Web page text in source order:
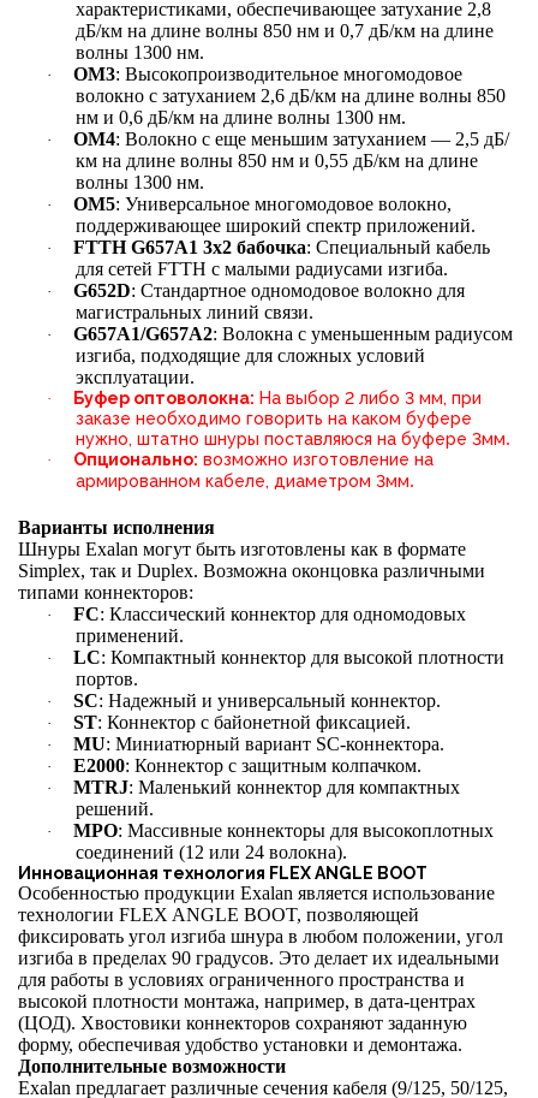
характеристиками, обеспечивающее затухание 2,8
дБ/км на длине волны 850 нм и 0,7 дБ/км на длине
волны 1300 нм.
· OM3: Высокопроизводительное многомодовое
волокно с затуханием 2,6 дБ/км на длине волны 850
нм и 0,6 дБ/км на длине волны 1300 нм.
· OM4: Волокно с еще меньшим затуханием — 2,5 дБ/
км на длине волны 850 нм и 0,55 дБ/км на длине
волны 1300 нм.
· OM5: Универсальное многомодовое волокно,
поддерживающее широкий спектр приложений.
· FTTH G657A1 3х2 бабочка: Специальный кабель
для сетей FTTH с малыми радиусами изгиба.
· G652D: Стандартное одномодовое волокно для
магистральных линий связи.
· G657A1/G657A2: Волокна с уменьшенным радиусом
изгиба, подходящие для сложных условий
эксплуатации.
· Буфер оптоволокна: На выбор 2 либо 3 мм, при
заказе необходимо говорить на каком буфере
нужно, штатно шнуры поставляюся на буфере 3мм.
· Опционально: возможно изготовление на
армированном кабеле, диаметром 3мм.
Варианты исполнения
Шнуры Exalan могут быть изготовлены как в формате
Simplex, так и Duplex. Возможна оконцовка различными
типами коннекторов:
· FC: Классический коннектор для одномодовых
применений.
· LC: Компактный коннектор для высокой плотности
портов.
· SC: Надежный и универсальный коннектор.
· ST: Коннектор с байонетной фиксацией.
· MU: Миниатюрный вариант SC-коннектора.
· E2000: Коннектор с защитным колпачком.
· MTRJ: Маленький коннектор для компактных
решений.
· MPO: Массивные коннекторы для высокоплотных
соединений (12 или 24 волокна).
Инновационная технология FLEX ANGLE BOOT
Особенностью продукции Exalan является использование
технологии FLEX ANGLE BOOT, позволяющей
фиксировать угол изгиба шнура в любом положении, угол
изгиба в пределах 90 градусов. Это делает их идеальными
для работы в условиях ограниченного пространства и
высокой плотности монтажа, например, в дата-центрах
(ЦОД). Хвостовики коннекторов сохраняют заданную
форму, обеспечивая удобство установки и демонтажа.
Дополнительные возможности
Exalan предлагает различные сечения кабеля (9/125, 50/125,